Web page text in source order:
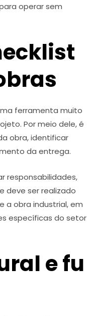
operar sem
ferramenta muito
Por meio dele, é
obra, identificar
da entrega.
responsabilidades,
deve ser realizado
a obra industrial, em
específicas do setor
e fu